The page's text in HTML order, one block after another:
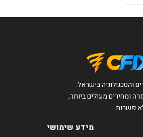
והטכנולוגיה בישראל.
ומחירים מעולים ביותר,
פשרות.
מידע שימושי